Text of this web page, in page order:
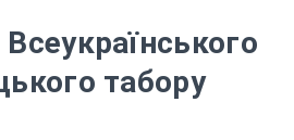
табору